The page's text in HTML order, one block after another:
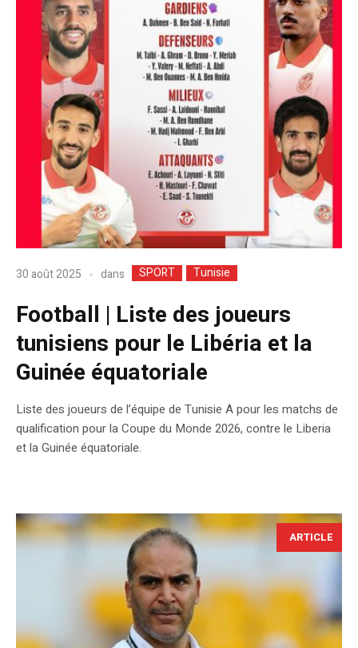
30 août 2025 dans SPORT Tunisie
Football | Liste des joueurs
tunisiens pour le Libéria et la
Guinée équatoriale
Liste des joueurs de l’équipe de Tunisie A pour les matchs de
qualification pour la Coupe du Monde 2026, contre le Liberia
et la Guinée équatoriale.
ARTICLE